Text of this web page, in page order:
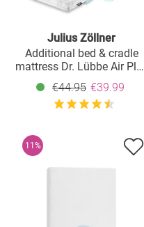
Julius Zöllner
Additional bed & cradle
mattress Dr. Lübbe Air Plus
40 x 90 cm
€44.95 €39.99
11%